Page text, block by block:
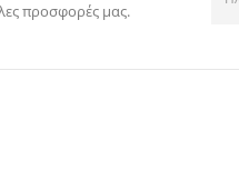
προσφορές μας.